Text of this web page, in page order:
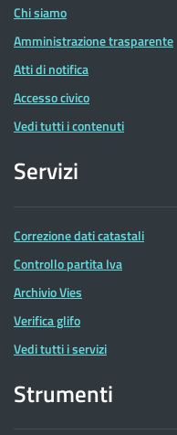
Chi siamo
Amministrazione trasparente
Atti di notifica
Accesso civico
Vedi tutti i contenuti
Servizi
Correzione dati catastali
Controllo partita Iva
Archivio Vies
Verifica glifo
Vedi tutti i servizi
Strumenti